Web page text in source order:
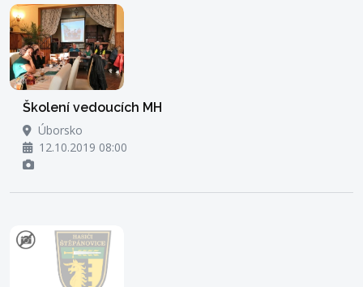
Školení vedoucích MH
Úborsko
12.10.2019 08:00